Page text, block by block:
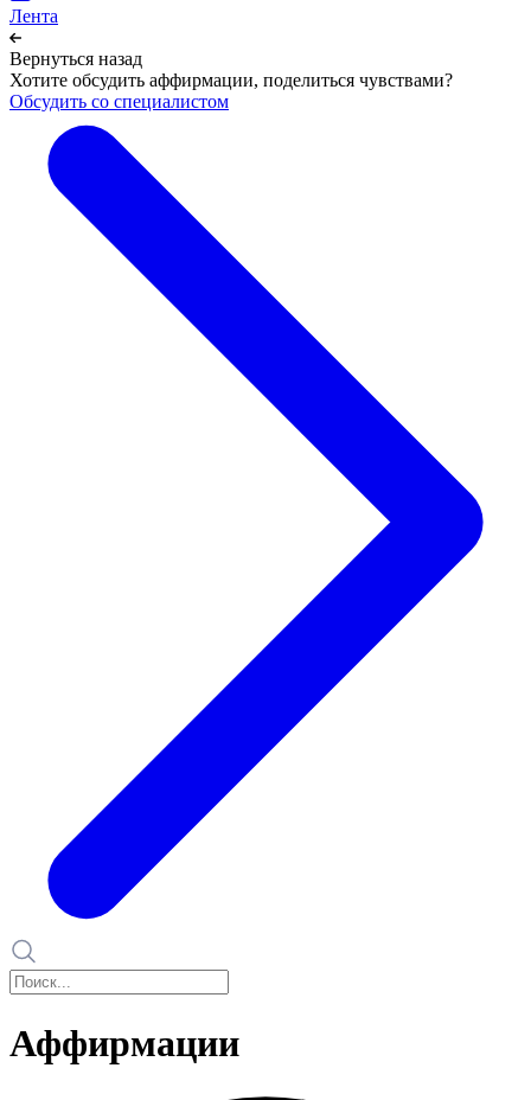
Лента
Вернуться назад
Хотите обсудить аффирмации, поделиться чувствами?
Обсудить со специалистом
Аффирмации